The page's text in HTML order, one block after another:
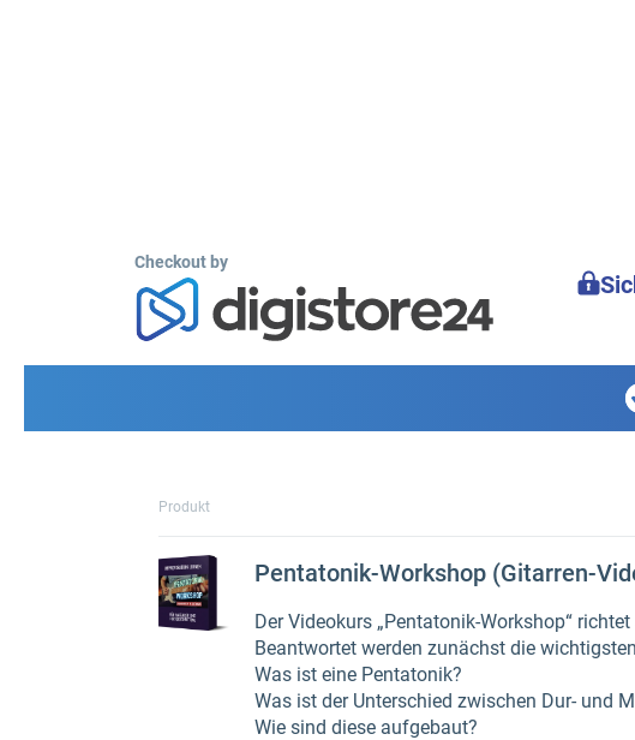
Checkout by
Produkt
Pentatonik-Workshop (Gitarren-
Der Videokurs „Pentatonik-Workshop“
Beantwortet werden zunächst die
Was ist eine Pentatonik?
Was ist der Unterschied zwischen Dur- und
Wie sind diese aufgebaut?